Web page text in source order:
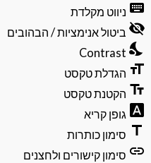
וסגירה
של
תפריט
הנגישות
ניווט מקלדת
ביטול אנימציות / הבהובים
Contrast
הגדלת טקסט
הקטנת טקסט
גופן קריא
סימון כותרות
סימון קישורים ולחצנים